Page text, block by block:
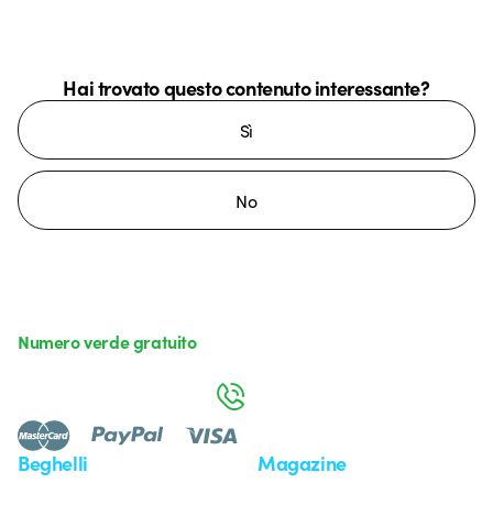
Hai trovato questo contenuto interessante?
Sì
No
Beghelli Magazine
Numero verde gratuito